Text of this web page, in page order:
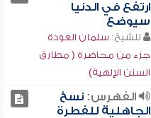
ارتفع في الدنيا
سيوضع
للشيخ: سلمان العودة
جزء من محاضرة ( مطارق
السنن الإلهية)
الفهرس:نسخ
الجاهلية للفطرة